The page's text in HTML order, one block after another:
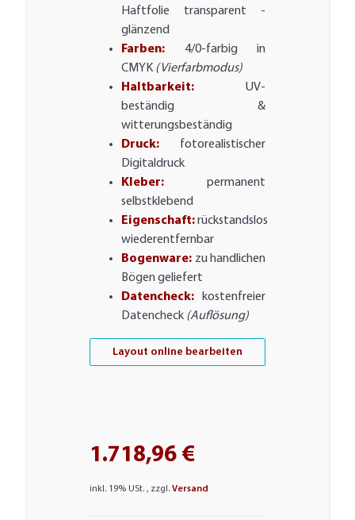
Haftfolie transparent -
glänzend
Farben: 4/0-farbig in
CMYK (Vierfarbmodus)
Haltbarkeit: UV-
beständig &
witterungsbeständig
Druck: fotorealistischer
Digitaldruck
Kleber: permanent
selbstklebend
Eigenschaft:rückstandslos
wiederentfernbar
Bogenware: zu handlichen
Bögen geliefert
Datencheck: kostenfreier
Datencheck (Auflösung)
Layout online bearbeiten
1.718,96 €
inkl. 19% USt. , zzgl.Versand